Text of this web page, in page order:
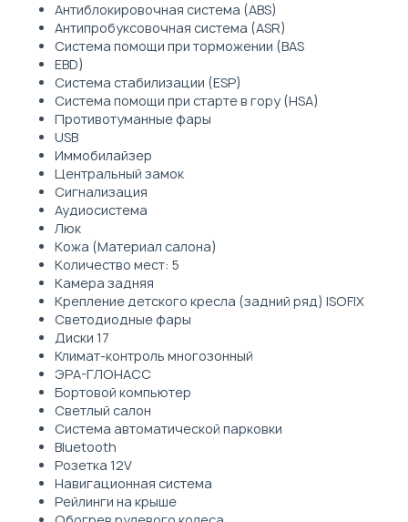
Антиблокировочная система (ABS)
Антипробуксовочная система (ASR)
Система помощи при торможении (BAS
EBD)
Система стабилизации (ESP)
Система помощи при старте в гору (HSA)
Противотуманные фары
USB
Иммобилайзер
Центральный замок
Сигнализация
Аудиосистема
Люк
Кожа (Материал салона)
Количество мест: 5
Камера задняя
Крепление детского кресла (задний ряд) ISOFIX
Светодиодные фары
Диски 17
Климат-контроль многозонный
ЭРА-ГЛОНАСС
Бортовой компьютер
Светлый салон
Система автоматической парковки
Bluetooth
Розетка 12V
Навигационная система
Рейлинги на крыше